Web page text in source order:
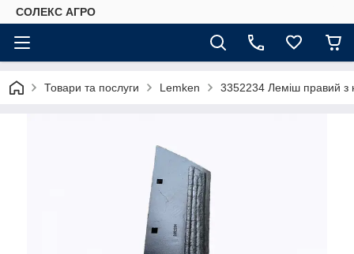
СОЛЕКС АГРО
Товари та послуги Lemken 3352234 Леміш правий з